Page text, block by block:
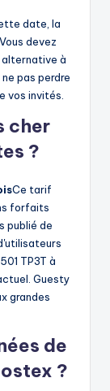
date, la
devez
alternative à
pas perdre
vos invités.
cher
?
Ce tarif
forfaits
publié de
TP3T à
Guesty
grandes
de
?